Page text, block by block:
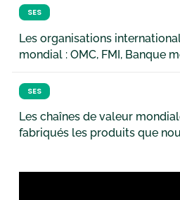
SES
Les organisations
mondial : OMC, FMI, Banque
SES
Les chaînes de valeur
fabriqués les produits que